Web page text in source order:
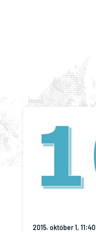
2015. október 1, 11:40